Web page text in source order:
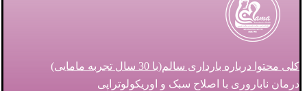
کلی محتوا درباره بارداری سالم(با 30 سال تجربه مامایی)
درمان ناباروری با اصلاح سبک و اوریکولوتراپی